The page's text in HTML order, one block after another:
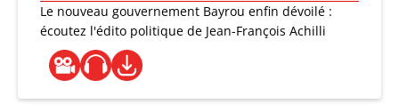
Le nouveau gouvernement Bayrou enfin dévoilé :
écoutez l'édito politique de Jean-François Achilli